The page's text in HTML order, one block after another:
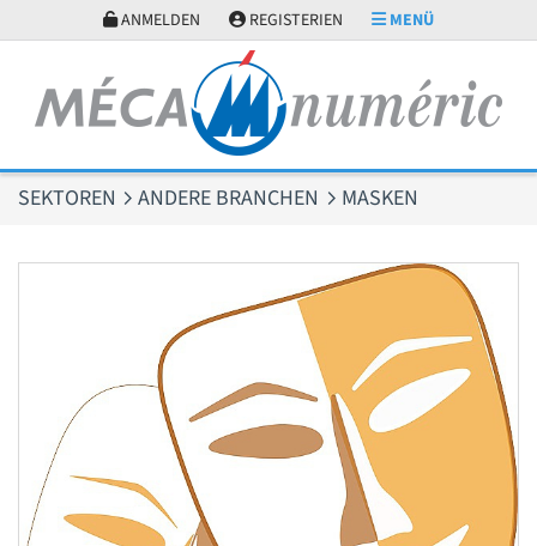
ANMELDEN REGISTERIEN MENÜ
SEKTOREN ANDERE BRANCHEN MASKEN
Cookie-Einstellungen